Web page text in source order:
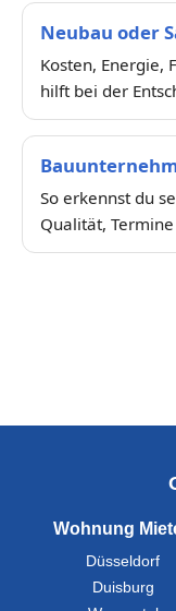
Neubau oder
Kosten, Energie,
hilft bei der
So erkennst du
Qualität,
Wohnung
Düsseldorf
Duisburg